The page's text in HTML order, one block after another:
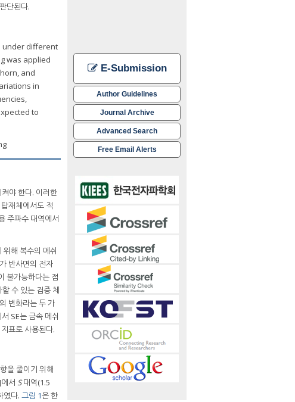
E-Submission
Author Guidelines
Journal Archive
Advanced Search
Free Email Alerts
단된다.
under different
was applied
and
in
to
야 한다. 이러한
재체에서도 적
주파수 대역에서
해 복수의 메쉬
반사면의 전자
불가능하다는 점
수 있는 검증 체
변화라는 두 가
SE는 금속 메쉬
표로 사용된다.
을 줄이기 위해
서 S대역(1.5
였다. 그림 1은 한